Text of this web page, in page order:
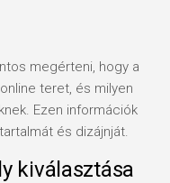
megérteni, hogy a
teret, és milyen
Ezen információk
és dizájnját.
kiválasztása